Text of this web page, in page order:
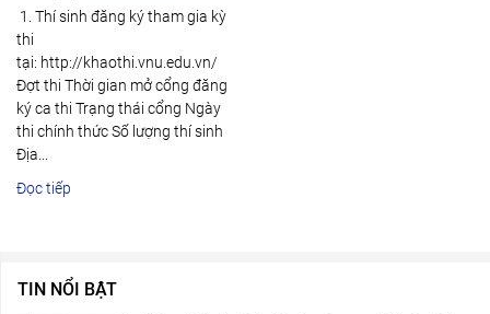
1. Thí sinh đăng ký tham gia kỳ
thi
tại: http://khaothi.vnu.edu.vn/
Đợt thi Thời gian mở cổng đăng
ký ca thi Trạng thái cổng Ngày
thi chính thức Số lượng thí sinh
Địa...
Đọc tiếp
TIN NỔI BẬT